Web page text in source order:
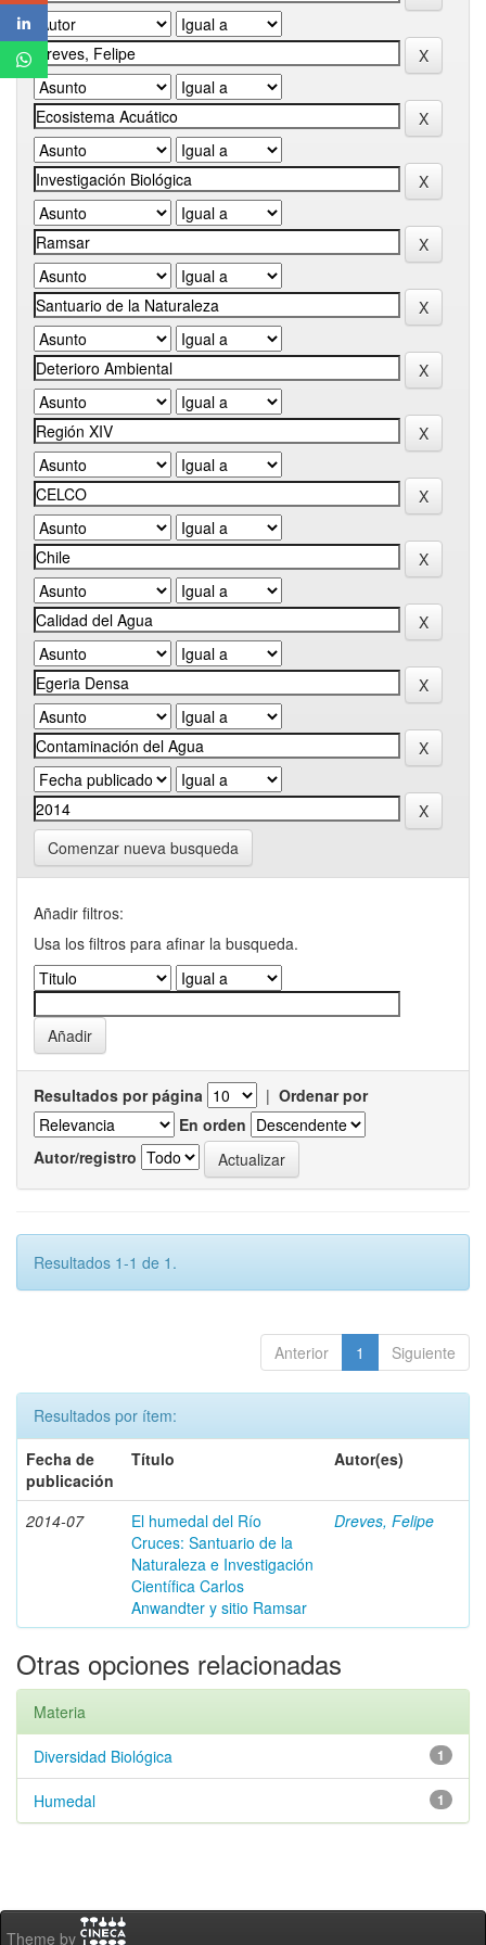
Comenzar nueva busqueda
Añadir filtros:
Usa los filtros para afinar la busqueda.
Resultados por página | Ordenar por
En orden
Autor/registro
Resultados 1-1 de 1.
Anterior 1 Siguiente
Resultados por ítem:
Fecha de
publicación
Título Autor(es)
2014-07
El humedal del Río
Cruces: Santuario de la
Naturaleza e Investigación
Científica Carlos
Anwandter y sitio Ramsar
Dreves, Felipe
Otras opciones relacionadas
Materia
1
Diversidad Biológica
1
Humedal
Theme by